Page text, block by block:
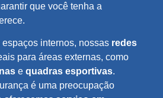
que você tenha a
internos, nossas redes
para áreas externas, como
e quadras esportivas.
é uma preocupação